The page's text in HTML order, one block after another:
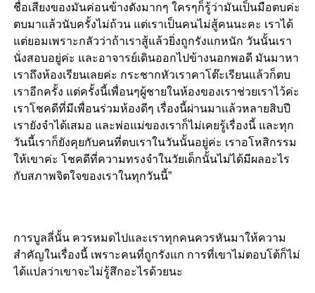
ชื่อเสียงของมันค่อนข้างดังมากๆ ใครๆก็รู้ว่ามันเป็นมือตบค่ะ
ตบมาแล้วนับครั้งไม่ถ้วน แต่เราเป็นคนไม่สู้คนนะคะ เราได้
แต่ยอมเพราะกลัวว่าถ้าเราสู้แล้วยิ่งถูกรังแกหนัก วันนั้นเรา
นั่งสอบอยู่ค่ะ และอาจารย์เดินออกไปข้างนอกพอดี มันมาหา
เราถึงห้องเรียนเลยค่ะ กระชากหัวเราคาโต๊ะเรียนแล้วก็ตบ
เราอีกครั้ง แต่ครั้งนี้เพื่อนๆผู้ชายในห้องของเราช่วยเราไว้ค่ะ
เราโชคดีที่มีเพื่อนร่วมห้องดีๆ เรื่องนี้ผ่านมาแล้วหลายสิบปี
เรายังจำได้เสมอ และพ่อแม่ของเราก็ไม่เคยรู้เรื่องนี้ และทุก
วันนี้เราก็ยังคุยกับคนที่ตบเราในวันนั้นอยู่ค่ะ เราอโหสิกรรม
ให้เขาค่ะ โชคดีที่ความทรงจำในวัยเด็กนั้นไม่ได้มีผลอะไร
กับสภาพจิตใจของเราในทุกวันนี้”
การบูลลี่นั้น ควรหมดไปและเราทุกคนควรหันมาให้ความ
สำคัญในเรื่องนี้ เพราะคนที่ถูกรังแก การที่เขาไม่ตอบโต้ก็ไม่
ได้แปลว่าเขาจะไม่รู้สึกอะไรด้วยนะ